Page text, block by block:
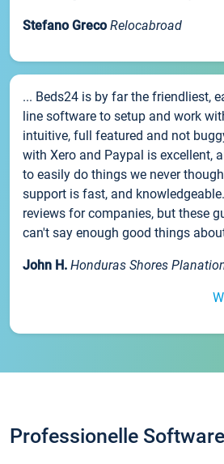
Stefano Greco Relocabroad
... Beds24 is by far the friendliest,
line software to setup and work
intuitive, full featured and not
with Xero and Paypal is excellent,
to easily do things we never
support is fast, and
reviews for companies, but these
can't say enough good things
John H. Honduras Shores
Professionelle